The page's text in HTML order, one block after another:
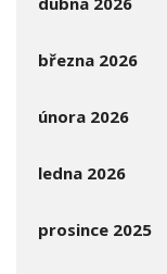
března 2026
února 2026
ledna 2026
prosince 2025